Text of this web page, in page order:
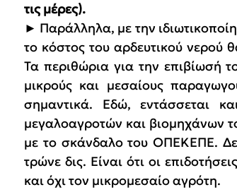
τις μέρες).
► Παράλληλα, με την
το κόστος του αρδευτικού νερού
Τα περιθώρια για την επιβίωσή
μικρούς και μεσαίους
σημαντικά. Εδώ, εντάσσεται
μεγαλοαγροτών και βιομηχάνων
με το σκάνδαλο του ΟΠΕΚΕΠΕ.
τρώνε δις. Είναι ότι οι
και όχι τον μικρομεσαίο αγρότη.